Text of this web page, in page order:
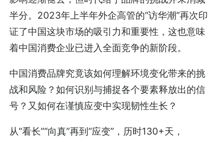
半分。2023年上半年外企高管的“访华潮”再次印
证了中国这块市场的吸引力和重要性，这也意味
着中国消费企业已进入全面竞争的新阶段。
中国消费品牌究竟该如何理解环境变化带来的挑
战和风险？如何识别与捕捉各个要素释放出的信
号？又如何在谨慎应变中实现韧性生长？
从“看长”“向真”再到“应变”，历时130+天，